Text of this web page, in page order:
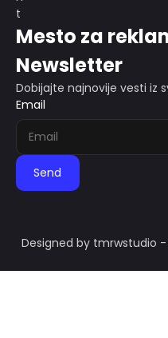
Mesto za
Newsletter
Dobijajte najnovije vesti iz
Email
Send
Designed by tmrwstudio -